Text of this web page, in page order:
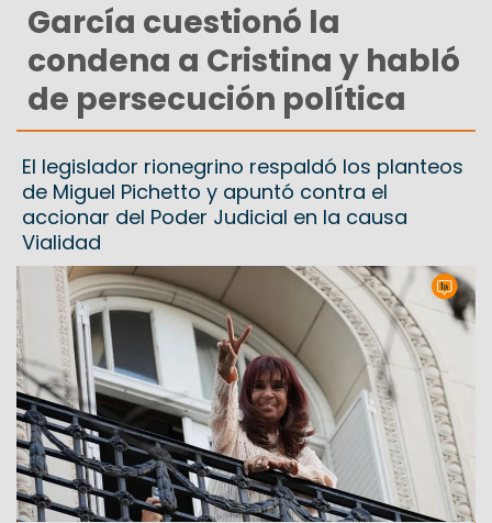
García cuestionó la
condena a Cristina y habló
de persecución política
El legislador rionegrino respaldó los planteos
de Miguel Pichetto y apuntó contra el
accionar del Poder Judicial en la causa
Vialidad